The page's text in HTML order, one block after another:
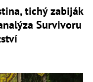
tichý zabiják
Survivoru